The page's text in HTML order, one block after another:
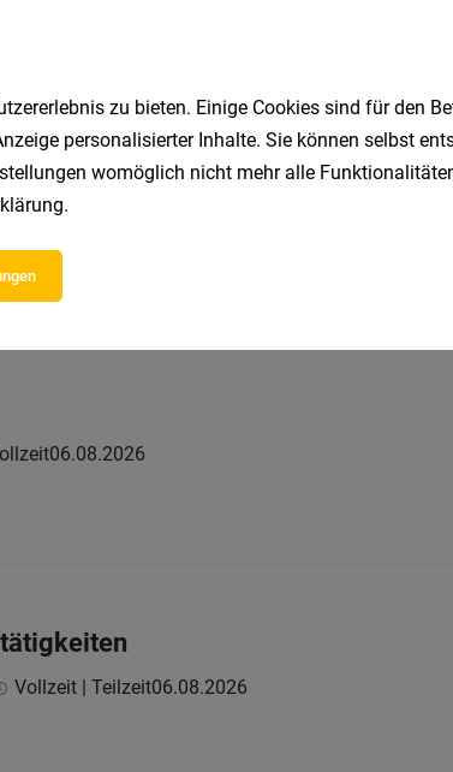
sorgen Sie dafür, dass
06.08.2026
06.08.2026
Vollzeit | Teilzeit06.08.2026
zu bieten. Einige Cookies sind für den
personalisierter Inhalte. Sie können selbst
womöglich nicht mehr alle
.